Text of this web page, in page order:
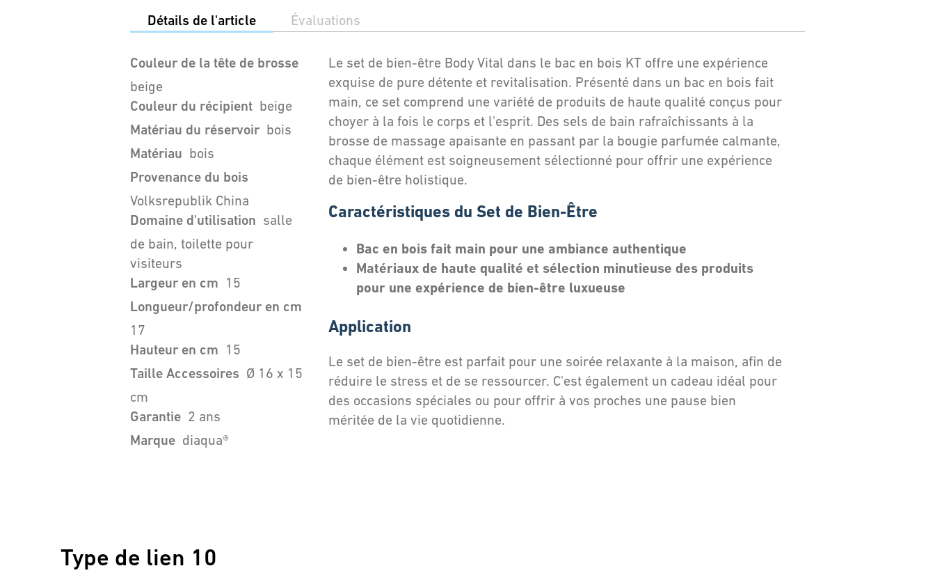
Détails de l'article Évaluations
Couleur de la tête de brosse
beige
Couleur du récipient beige
Matériau du réservoir bois
Matériau bois
Provenance du bois
Volksrepublik China
Domaine d'utilisation salle
de bain, toilette pour
visiteurs
Largeur en cm 15
Longueur/profondeur en cm
17
Hauteur en cm 15
Taille Accessoires Ø 16 x 15
cm
Garantie 2 ans
Marque diaqua®
Le set de bien-être Body Vital dans le bac en bois KT offre une expérience
exquise de pure détente et revitalisation. Présenté dans un bac en bois fait
main, ce set comprend une variété de produits de haute qualité conçus pour
choyer à la fois le corps et l'esprit. Des sels de bain rafraîchissants à la
brosse de massage apaisante en passant par la bougie parfumée calmante,
chaque élément est soigneusement sélectionné pour offrir une expérience
de bien-être holistique.
Caractéristiques du Set de Bien-Être
Bac en bois fait main pour une ambiance authentique
Matériaux de haute qualité et sélection minutieuse des produits
pour une expérience de bien-être luxueuse
Application
Le set de bien-être est parfait pour une soirée relaxante à la maison, afin de
réduire le stress et de se ressourcer. C'est également un cadeau idéal pour
des occasions spéciales ou pour offrir à vos proches une pause bien
méritée de la vie quotidienne.
Type de lien 10